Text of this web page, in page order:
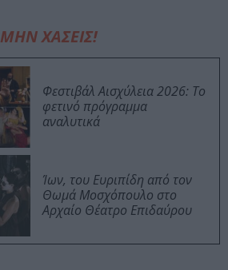
ΜΗΝ ΧΑΣΕΙΣ!
Φεστιβάλ Αισχύλεια 2026: Το
φετινό πρόγραμμα
αναλυτικά
Ίων, του Ευριπίδη από τον
Θωμά Μοσχόπουλο στο
Αρχαίο Θέατρο Επιδαύρου